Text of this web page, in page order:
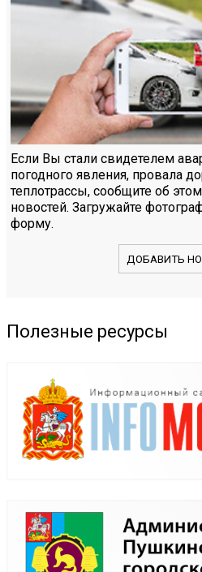
Если Вы стали свидетелем
погодного явления, провала
теплотрассы, сообщите об
новостей. Загружайте
форму.
ДОБАВИТЬ
Полезные ресурсы